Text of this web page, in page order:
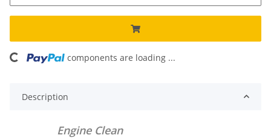
components are loading ...
Description
Engine Clean